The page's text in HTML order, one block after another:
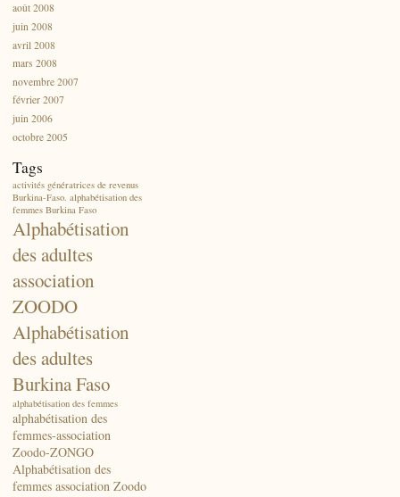
août 2008
juin 2008
avril 2008
mars 2008
novembre 2007
février 2007
juin 2006
octobre 2005
Tags
activités génératrices de revenus
Burkina-Faso. alphabétisation des
femmes Burkina Faso
Alphabétisation
des adultes
association
ZOODO
Alphabétisation
des adultes
Burkina Faso
alphabétisation des femmes
alphabétisation des
femmes-association
Zoodo-ZONGO
Alphabétisation des
femmes association Zoodo